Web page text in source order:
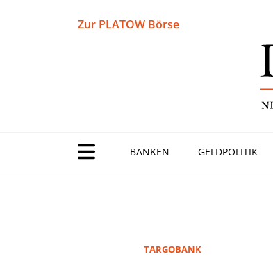
Zur PLATOW Börse
BANKEN GELDPOLITIK
TARGOBANK